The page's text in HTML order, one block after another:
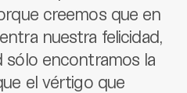
creemos que en
nuestra felicidad,
sólo encontramos la
el vértigo que